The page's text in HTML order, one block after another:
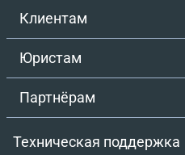
Клиентам
Юристам
Партнёрам
Техническая поддержка